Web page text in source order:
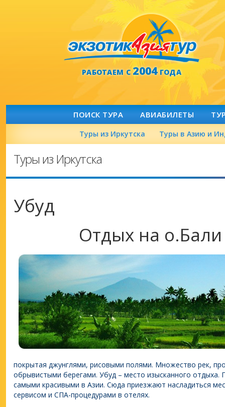
РАБОТАЕМ С2004ГОДА
ПОИСК ТУРА АВИАБИЛЕТЫ
Туры из Иркутска Туры в Азию и
Туры из Иркутска
Убуд
Отдых на
покрытая джунглями, рисовыми полями. Множество рек,
обрывистыми берегами. Убуд – место изысканного отдыха.
самыми красивыми в Азии. Сюда приезжают насладиться
сервисом и СПА-процедурами в отелях.